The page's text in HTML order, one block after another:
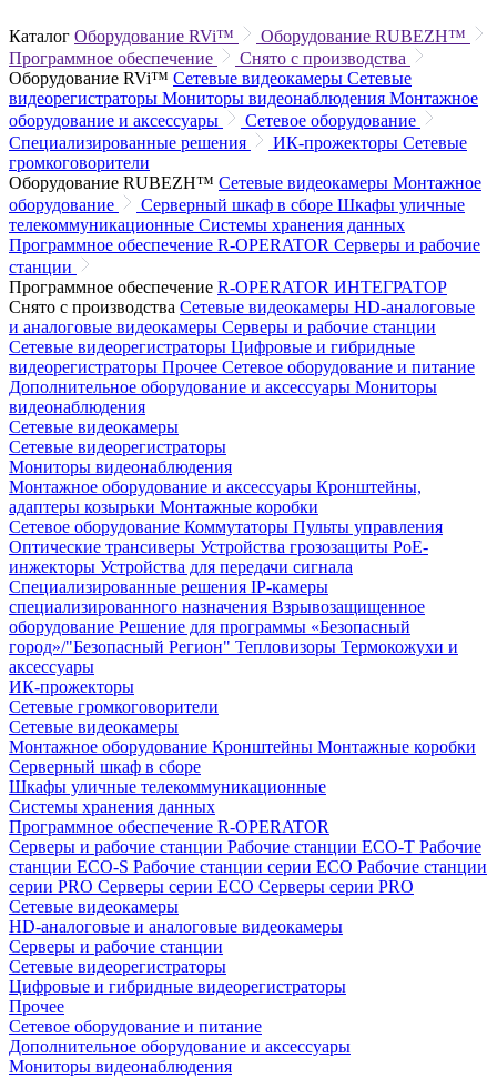
Каталог Оборудование RVi™
Оборудование RUBEZH™
Программное обеспечение
Снято с производства
Оборудование RVi™ Сетевые видеокамеры Сетевые
видеорегистраторы Мониторы видеонаблюдения Монтажное
оборудование и аксессуары
Сетевое оборудование
Специализированные решения
ИК-прожекторы Сетевые
громкоговорители
Оборудование RUBEZH™ Сетевые видеокамеры Монтажное
оборудование
Серверный шкаф в сборе Шкафы уличные
телекоммуникационные Системы хранения данных
Программное обеспечение R-OPERATOR Серверы и рабочие
станции
Программное обеспечение R-OPERATOR ИНТЕГРАТОР
Снято с производства Сетевые видеокамеры HD-аналоговые
и аналоговые видеокамеры Серверы и рабочие станции
Сетевые видеорегистраторы Цифровые и гибридные
видеорегистраторы Прочее Сетевое оборудование и питание
Дополнительное оборудование и аксессуары Мониторы
видеонаблюдения
Сетевые видеокамеры
Сетевые видеорегистраторы
Мониторы видеонаблюдения
Монтажное оборудование и аксессуары Кронштейны,
адаптеры козырьки Монтажные коробки
Сетевое оборудование Коммутаторы Пульты управления
Оптические трансиверы Устройства грозозащиты PoE-
инжекторы Устройства для передачи сигнала
Специализированные решения IP-камеры
специализированного назначения Взрывозащищенное
оборудование Решение для программы «Безопасный
город»/"Безопасный Регион" Тепловизоры Термокожухи и
аксессуары
ИК-прожекторы
Сетевые громкоговорители
Сетевые видеокамеры
Монтажное оборудование Кронштейны Монтажные коробки
Серверный шкаф в сборе
Шкафы уличные телекоммуникационные
Системы хранения данных
Программное обеспечение R-OPERATOR
Серверы и рабочие станции Рабочие станции ECO-T Рабочие
станции ECO-S Рабочие станции серии ECO Рабочие станции
серии PRO Серверы серии ECO Серверы серии PRO
Сетевые видеокамеры
HD-аналоговые и аналоговые видеокамеры
Серверы и рабочие станции
Сетевые видеорегистраторы
Цифровые и гибридные видеорегистраторы
Прочее
Сетевое оборудование и питание
Дополнительное оборудование и аксессуары
Мониторы видеонаблюдения